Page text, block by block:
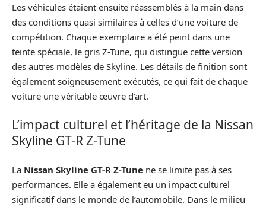
Les véhicules étaient ensuite réassemblés à la main dans
des conditions quasi similaires à celles d’une voiture de
compétition. Chaque exemplaire a été peint dans une
teinte spéciale, le gris Z-Tune, qui distingue cette version
des autres modèles de Skyline. Les détails de finition sont
également soigneusement exécutés, ce qui fait de chaque
voiture une véritable œuvre d’art.
L’impact culturel et l’héritage de la Nissan
Skyline GT-R Z-Tune
La Nissan Skyline GT-R Z-Tune ne se limite pas à ses
performances. Elle a également eu un impact culturel
significatif dans le monde de l’automobile. Dans le milieu